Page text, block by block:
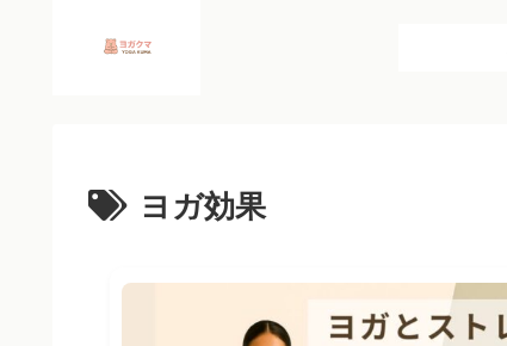
ヨガ効果